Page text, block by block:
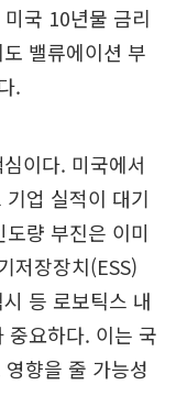
국 10년물 금리
밸류에이션 부
.
이다. 미국에서
업 실적이 대기
량 부진은 이미
저장장치(ESS)
등 로보틱스 내
중요하다. 이는 국
향을 줄 가능성